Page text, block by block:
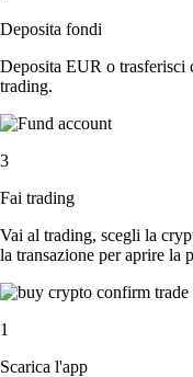
Deposita fondi
Deposita EUR o trasferisci
trading.
3
Fai trading
Vai al trading, scegli la
la transazione per aprire la
1
Scarica l'app